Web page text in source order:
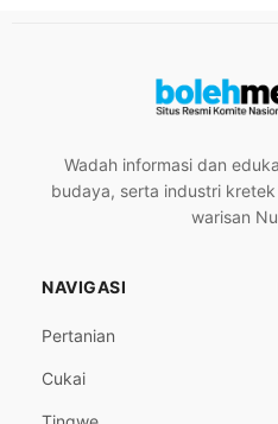
Wadah informasi dan
budaya, serta industri
warisan
NAVIGASI
Pertanian
Cukai